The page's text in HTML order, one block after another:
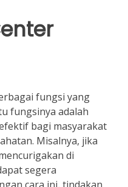
fungsi yang
fungsinya adalah
bagi masyarakat
Misalnya, jika
di
segera